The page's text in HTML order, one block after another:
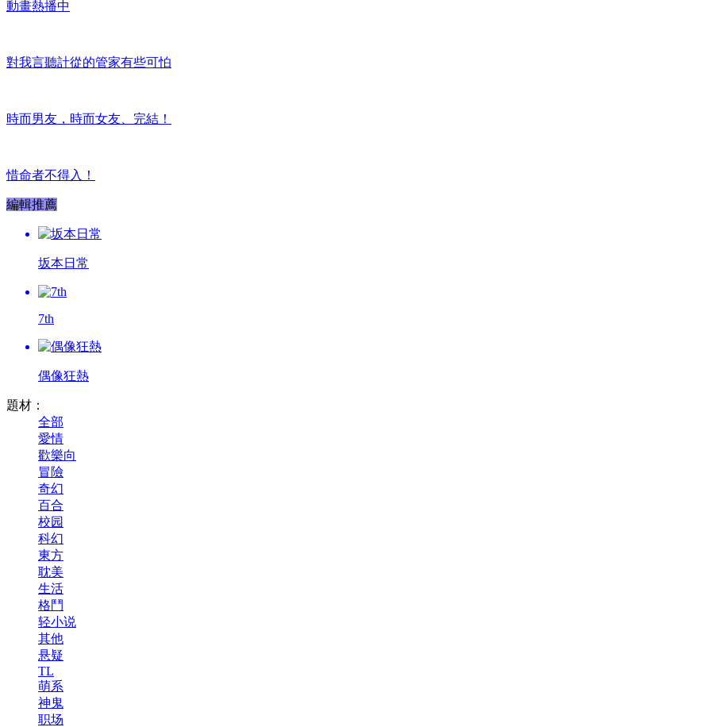
動畫熱播中
對我言聽計從的管家有些可怕
時而男友，時而女友、完結！
惜命者不得入！
編輯推薦
坂本日常
7th
偶像狂熱
題材：
全部
愛情
歡樂向
冒險
奇幻
百合
校园
科幻
東方
耽美
生活
格鬥
轻小说
其他
悬疑
TL
萌系
神鬼
职场